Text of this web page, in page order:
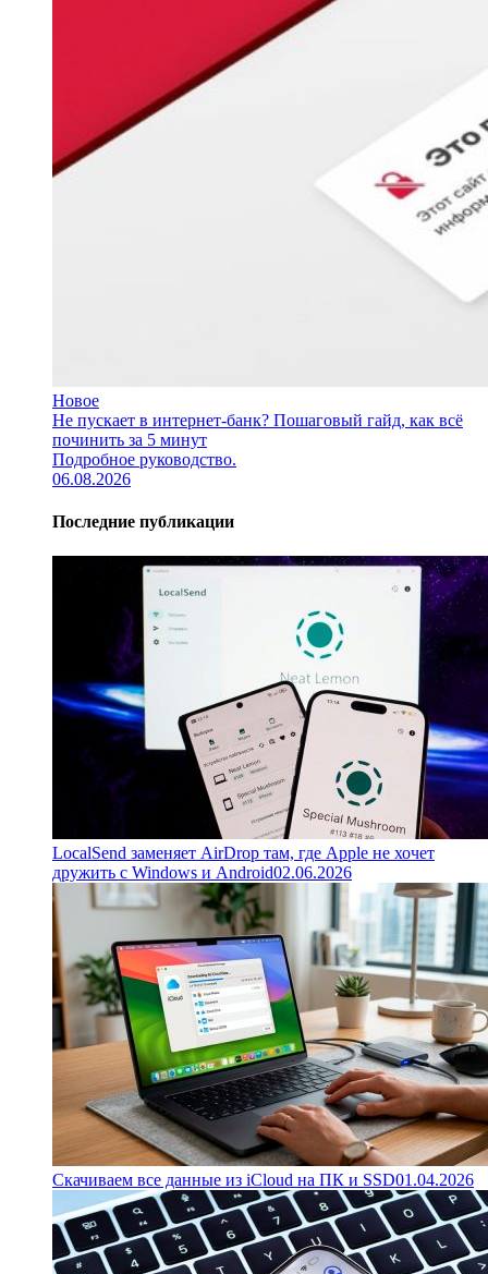
Новое
Не пускает в интернет-банк? Пошаговый гайд, как всё
починить за 5 минут
Подробное руководство.
06.08.2026
Последние публикации
LocalSend заменяет AirDrop там, где Apple не хочет
дружить с Windows и Android02.06.2026
Скачиваем все данные из iCloud на ПК и SSD01.04.2026